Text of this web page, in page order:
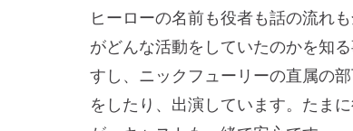
ヒーローの名前も役者も話の流れ
がどんな活動をしていたのかを知
すし、ニックフューリーの直属の
をしたり、出演しています。たま